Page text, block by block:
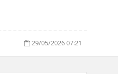
29/05/2026 07:21